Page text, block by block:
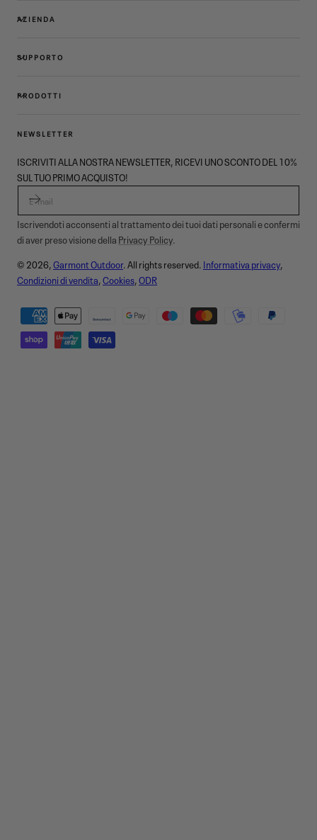
AZIENDA
SUPPORTO
PRODOTTI
NEWSLETTER
ISCRIVITI ALLA NOSTRA NEWSLETTER, RICEVI UNO SCONTO DEL 10%
SUL TUO PRIMO ACQUISTO!
Iscrivendoti acconsenti al trattamento dei tuoi dati personali e confermi
di aver preso visione della Privacy Policy.
© 2026,Garmont Outdoor. All rights reserved. Informativa privacy,
Condizioni di vendita,Cookies,ODR
Metodi
di
pagamento